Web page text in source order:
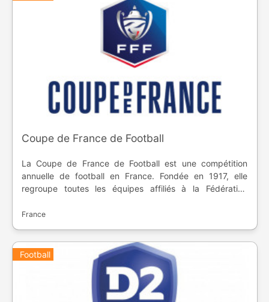
Coupe de France de Football
La Coupe de France de Football est une compétition
annuelle de football en France. Fondée en 1917, elle
regroupe toutes les équipes affiliés à la Fédération
sont des matchs à élimination directe avec une finale au
France
Football